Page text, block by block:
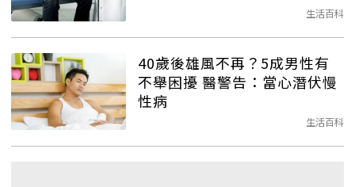
生活百科
40歲後雄風不再？5成男性有
不舉困擾 醫警告：當心潛伏慢
性病
生活百科